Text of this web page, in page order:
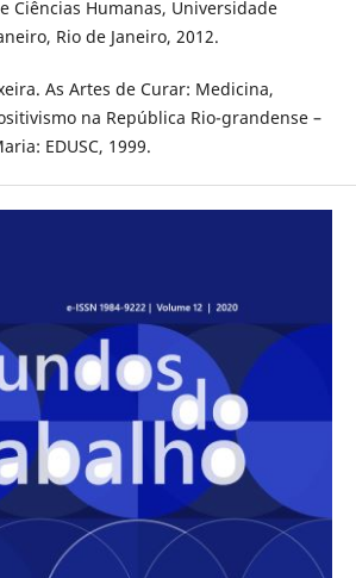
Ciências Humanas, Universidade
Rio de Janeiro, 2012.
As Artes de Curar: Medicina,
na República Rio-grandense –
EDUSC, 1999.